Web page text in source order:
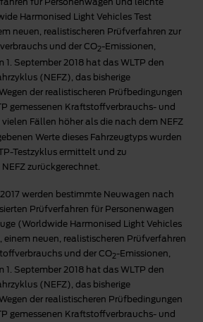
Harmonised Light Vehicles Test
neuen, realistischeren Prüfverfahren zur
und der CO2-Emissionen,
September 2018 hat das WLTP den
(NEFZ), das bisherige
der realistischeren Prüfbedingungen
gemessenen Kraftstoffverbrauchs- und
Fällen höher als die nach dem NEFZ
Werte dieses Fahrzeugtyps wurden
Testzyklus ermittelt und zu
zurückgerechnet.
werden bestimmte Neuwagen nach
Prüfverfahren für Personenwagen
(Worldwide Harmonised Light Vehicles
einem neuen, realistischeren Prüfverfahren
und der CO2-Emissionen,
September 2018 hat das WLTP den
(NEFZ), das bisherige
der realistischeren Prüfbedingungen
gemessenen Kraftstoffverbrauchs- und